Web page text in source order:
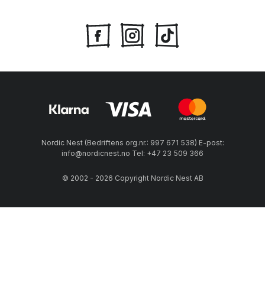
Nordic Nest (Bedriftens org.nr.: 997 671 538) E-post:
info@nordicnest.no Tel: +47 23 509 366
© 2002 - 2026 Copyright Nordic Nest AB